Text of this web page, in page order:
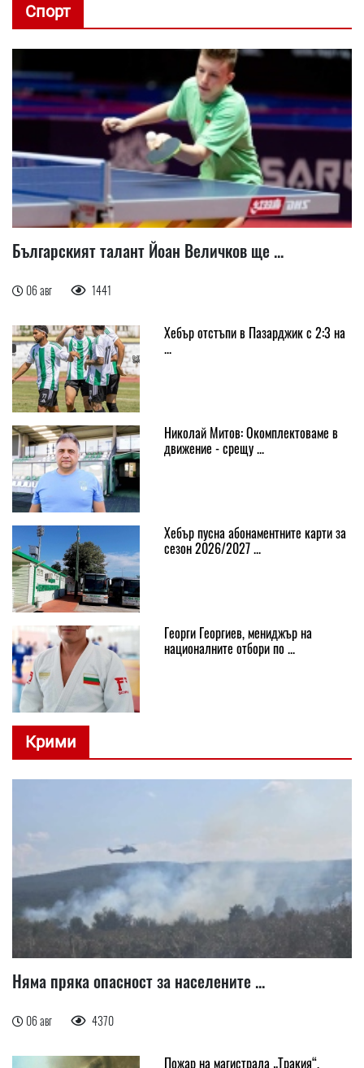
Спорт
Българският талант Йоан Величков ще ...
06 авг 1441
Хебър отстъпи в Пазарджик с 2:3 на
...
Николай Митов: Окомплектоваме в
движение - срещу ...
Хебър пусна абонаментните карти за
сезон 2026/2027 ...
Георги Георгиев, мениджър на
националните отбори по ...
Крими
Няма пряка опасност за населените ...
06 авг 4370
Пожар на магистрала „Тракия“.